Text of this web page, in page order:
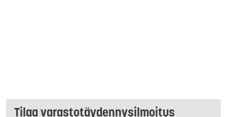
Tilaa varastotäydennysilmoitus